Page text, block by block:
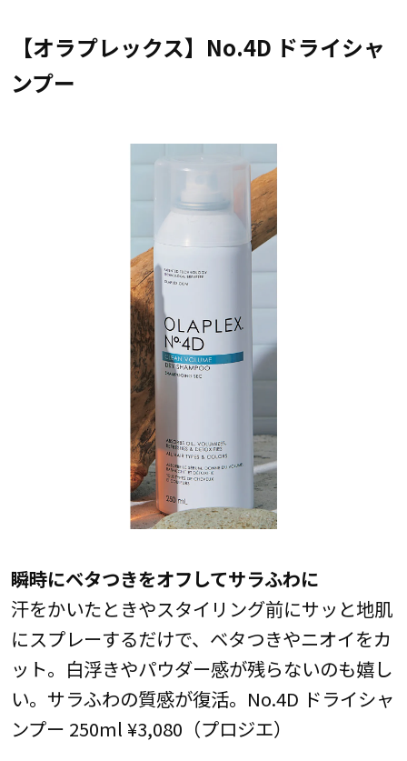
【オラプレックス】No.4D ドライシャ
ンプー
瞬時にベタつきをオフしてサラふわに
汗をかいたときやスタイリング前にサッと地肌
にスプレーするだけで、ベタつきやニオイをカ
ット。白浮きやパウダー感が残らないのも嬉し
い。サラふわの質感が復活。No.4D ドライシャ
ンプー 250ml ¥3,080（プロジエ）